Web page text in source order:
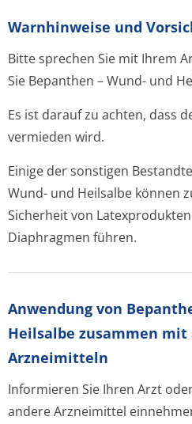
Warnhinweise und
Bitte sprechen Sie mit Ihrem
Sie Bepanthen – Wund- und
Es ist darauf zu achten, dass
vermieden wird.
Einige der sonstigen
Wund- und Heilsalbe können
Sicherheit von
Diaphragmen führen.
Anwendung von
Heilsalbe zusammen mit
Arzneimitteln
Informieren Sie Ihren Arzt
andere Arzneimittel